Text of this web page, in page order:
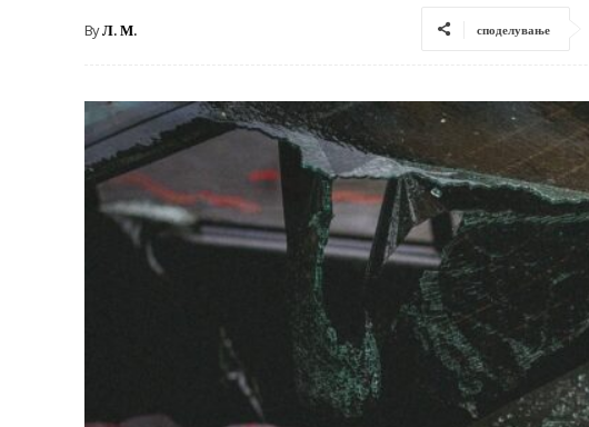
ByЛ. М. споделување